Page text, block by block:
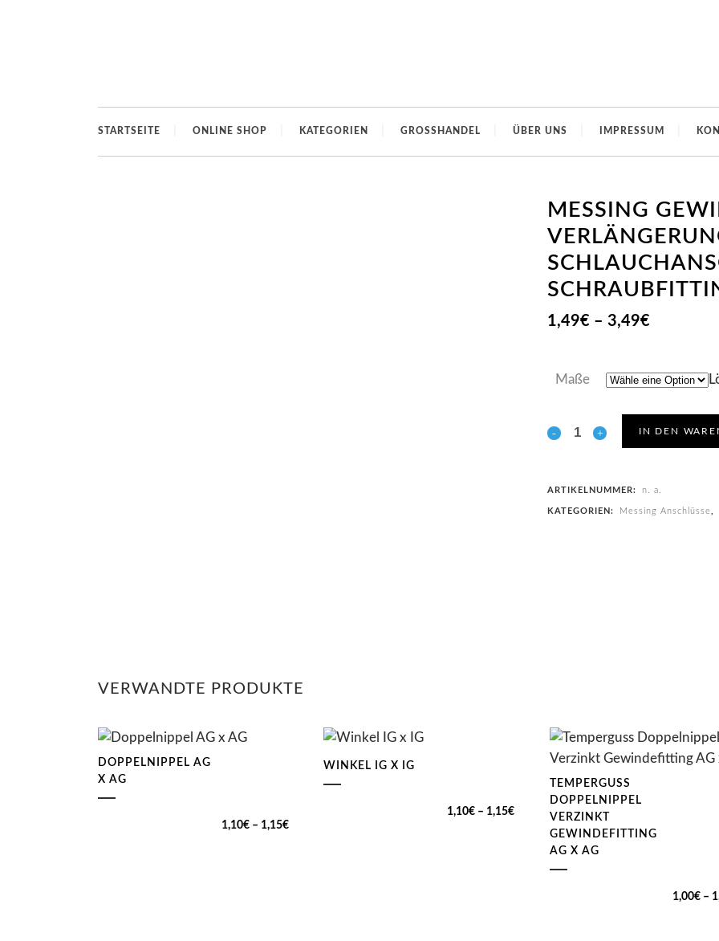
STARTSEITE ONLINE SHOP KATEGORIEN GROSSHANDEL ÜBER UNS IMPRESSUM
MESSING
1,49€ – 3,49€
bis
3,49€
Maße
IN DEN
ARTIKELNUMMER: n. a.
KATEGORIEN: Messing Anschlüsse
VERWANDTE PRODUKTE
DOPPELNIPPEL AG
X AG
1,10€ – 1,15€Preisspanne:
WINKEL IG X IG
1,10€ – 1,15€Preisspanne:
TEMPERGUSS
DOPPELNIPPEL
VERZINKT
GEWINDEFITTING
AG X AG
1,00€ –